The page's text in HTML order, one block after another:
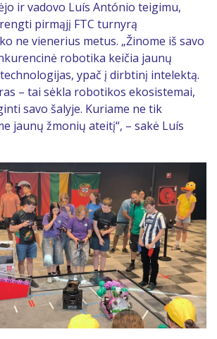
ir vadovo Luís António teigimu,
pirmąjį FTC turnyrą
ne vienerius metus. „Žinome iš savo
robotika keičia jaunų
ypač į dirbtinį intelektą.
– tai sėkla robotikos ekosistemai,
savo šalyje. Kuriame ne tik
jaunų žmonių ateitį“, – sakė Luís